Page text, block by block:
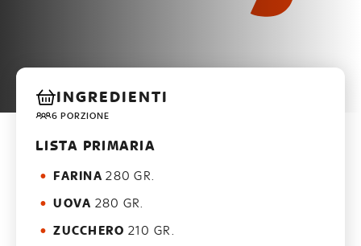
INGREDIENTI
6 PORZIONE
LISTA PRIMARIA
FARINA 280 GR.
UOVA 280 GR.
ZUCCHERO 210 GR.